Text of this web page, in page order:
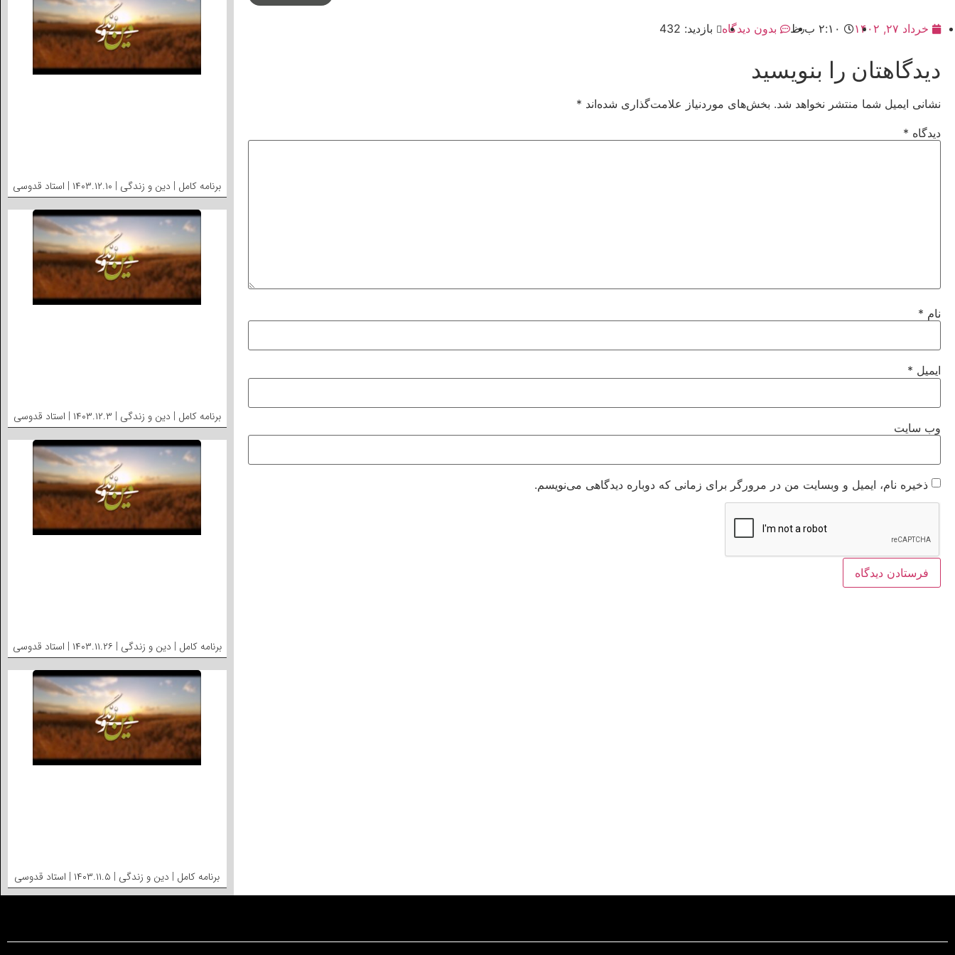
خرداد ۲۷, ۱۴۰۲ ۲:۱۰ ب٫ظ بدون دیدگاه بازدید: 432
دیدگاهتان را بنویسید
نشانی ایمیل شما منتشر نخواهد شد. بخش‌های موردنیاز علامت‌گذاری شده‌اند *
دیدگاه *
نام *
ایمیل *
وب‌ سایت
ذخیره نام، ایمیل و وبسایت من در مرورگر برای زمانی که دوباره دیدگاهی می‌نویسم.
برنامه کامل | دین و زندگی | ۱۴۰۳.۱۲.۱۰ | استاد قدوسی
برنامه کامل | دین و زندگی | ۱۴۰۳.۱۲.۳ | استاد قدوسی
برنامه کامل | دین و زندگی | ۱۴۰۳.۱۱.۲۶ | استاد قدوسی
برنامه کامل | دین و زندگی | ۱۴۰۳.۱۱.۵ | استاد قدوسی